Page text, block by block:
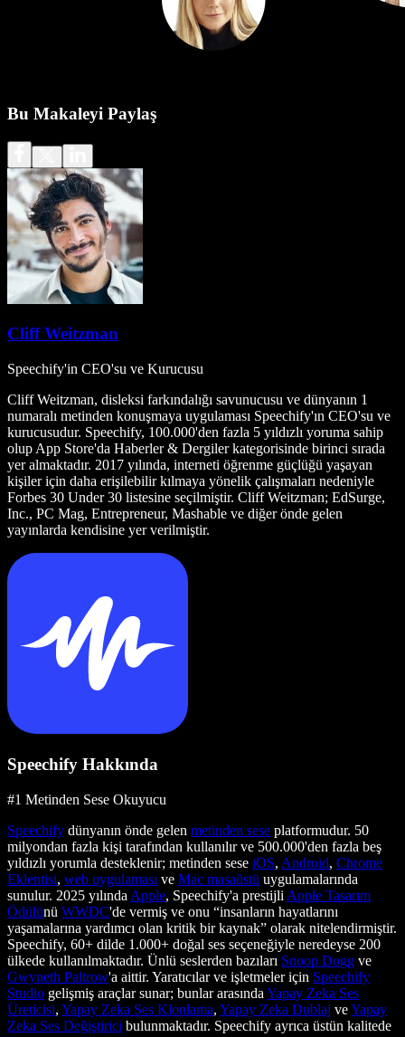
Bu Makaleyi Paylaş
Cliff Weitzman
Speechify'in CEO'su ve Kurucusu
Cliff Weitzman, disleksi farkındalığı savunucusu ve dünyanın 1
numaralı metinden konuşmaya uygulaması Speechify'ın CEO'su ve
kurucusudur. Speechify, 100.000'den fazla 5 yıldızlı yoruma sahip
olup App Store'da Haberler & Dergiler kategorisinde birinci sırada
yer almaktadır. 2017 yılında, interneti öğrenme güçlüğü yaşayan
kişiler için daha erişilebilir kılmaya yönelik çalışmaları nedeniyle
Forbes 30 Under 30 listesine seçilmiştir. Cliff Weitzman; EdSurge,
Inc., PC Mag, Entrepreneur, Mashable ve diğer önde gelen
yayınlarda kendisine yer verilmiştir.
Speechify Hakkında
#1 Metinden Sese Okuyucu
Speechify dünyanın önde gelen metinden sese platformudur. 50
milyondan fazla kişi tarafından kullanılır ve 500.000'den fazla beş
yıldızlı yorumla desteklenir; metinden sese iOS, Android, Chrome
Eklentisi, web uygulaması ve Mac masaüstü uygulamalarında
sunulur. 2025 yılında Apple, Speechify'a prestijli Apple Tasarım
Ödülünü WWDC'de vermiş ve onu “insanların hayatlarını
yaşamalarına yardımcı olan kritik bir kaynak” olarak nitelendirmiştir.
Speechify, 60+ dilde 1.000+ doğal ses seçeneğiyle neredeyse 200
ülkede kullanılmaktadır. Ünlü seslerden bazıları Snoop Dogg ve
Gwyneth Paltrow'a aittir. Yaratıcılar ve işletmeler için Speechify
Studio gelişmiş araçlar sunar; bunlar arasında Yapay Zeka Ses
Üreticisi, Yapay Zeka Ses Klonlama, Yapay Zeka Dublaj veYapay
Zeka Ses Değiştirici bulunmaktadır. Speechify ayrıca üstün kalitede